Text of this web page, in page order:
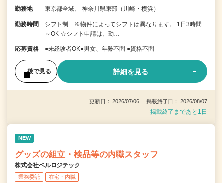
勤務地 東京都全域、 神奈川県東部（川崎・横浜）
勤務時間
シフト制 ※物件によってシフトは異なります。 1日3時間
～OK ☆シフト申請は、勤…
応募資格 ●未経験者OK●男女、年齢不問 ●資格不問
後で見る 詳細を見る
更新日： 2026/07/06 掲載終了日： 2026/08/07
掲載終了まであと1日
NEW
グッズの組立・検品等の内職スタッフ
株式会社ベルロジテック
業務委託 在宅・内職